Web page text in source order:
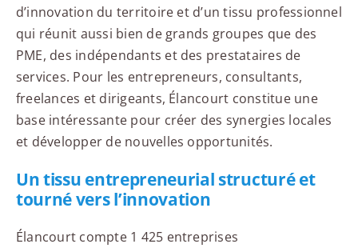
d’innovation du territoire et d’un tissu professionnel
qui réunit aussi bien de grands groupes que des
PME, des indépendants et des prestataires de
services. Pour les entrepreneurs, consultants,
freelances et dirigeants, Élancourt constitue une
base intéressante pour créer des synergies locales
et développer de nouvelles opportunités.
Un tissu entrepreneurial structuré et
tourné vers l’innovation
Élancourt compte 1 425 entreprises